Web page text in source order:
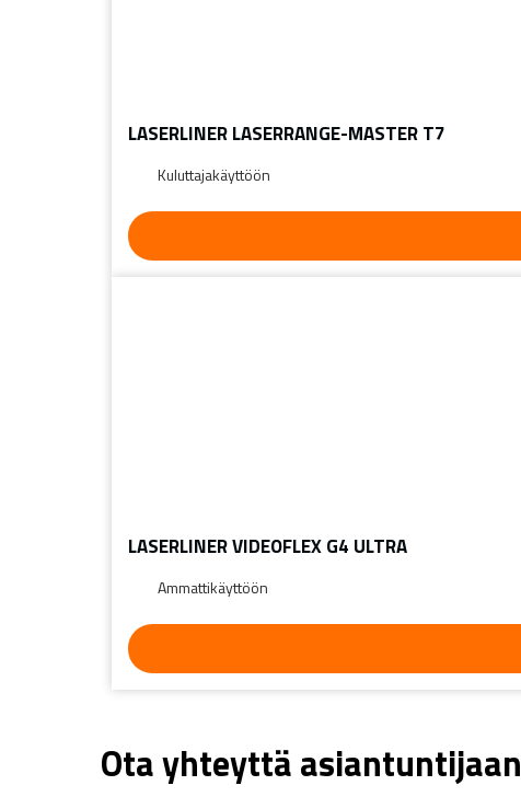
LASERLINER LASERRANGE-MASTER T7
Kuluttajakäyttöön
LASERLINER VIDEOFLEX G4 ULTRA
Ammattikäyttöön
Ota yhteyttä asiantuntijaan